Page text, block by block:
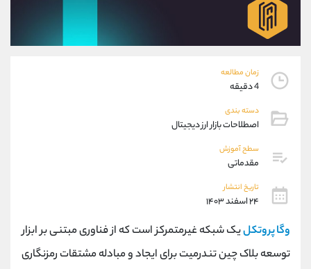
زمان مطالعه
4 دقیقه
دسته بندی
اصطلاحات بازار ارز دیجیتال
سطح آموزش
مقدماتی
تاریخ انتشار
۲۴ اسفند ۱۴۰۳
وگا پروتکلیک شبکه غیرمتمرکز است که از فناوری مبتنی بر ابزار
توسعه بلاک چین تندرمیت برای ایجاد و مبادله مشتقات رمزنگاری
واتساپ
تلگرام
پشتیبان فروش
موبایل
اطلاعات تماس
تلفن 021-22021030
021-22021040
بدون پیش شماره